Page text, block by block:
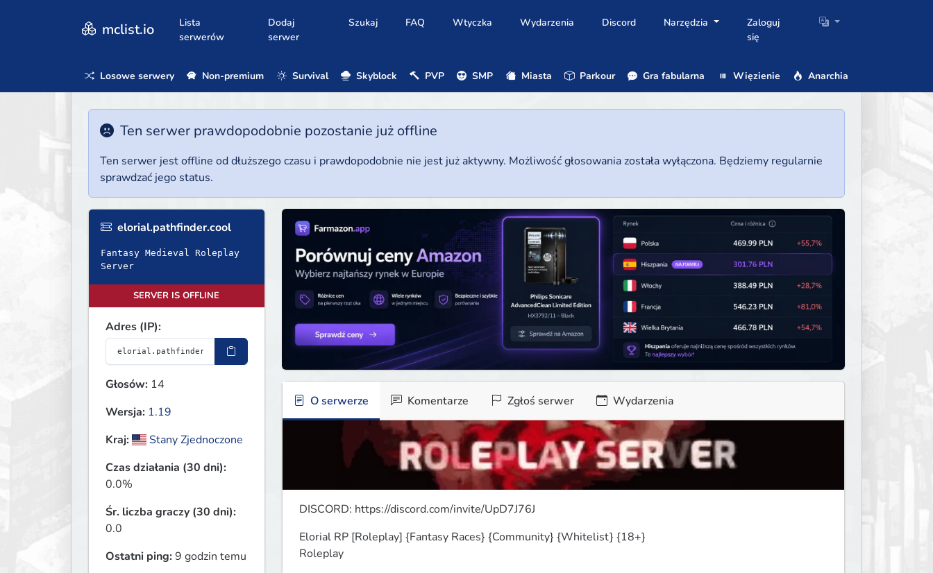
mclist.io
Lista
serwerów
Dodaj
serwer
Szukaj FAQ Wtyczka Wydarzenia Discord Narzędzia
Zaloguj
się
Losowe serwery Non-premium Survival Skyblock PVP SMP Miasta Parkour Gra fabularna Więzienie Anarchia
Ten serwer prawdopodobnie pozostanie już offline
Ten serwer jest offline od dłuższego czasu i prawdopodobnie nie jest już aktywny. Możliwość głosowania została wyłączona. Będziemy regularnie
sprawdzać jego status.
elorial.pathfinder.cool
Fantasy Medieval Roleplay
Server
SERVER IS OFFLINE
Adres (IP):
Głosów: 14
Wersja: 1.19
Kraj:
Stany Zjednoczone
Czas działania (30 dni):
0.0%
Śr. liczba graczy (30 dni):
0.0
Ostatni ping:9 godzin temu
O serwerze Komentarze Zgłoś serwer Wydarzenia
DISCORD: https://discord.com/invite/UpD7J76J
Elorial RP [Roleplay] {Fantasy Races} {Community} {Whitelist} {18+}
Roleplay